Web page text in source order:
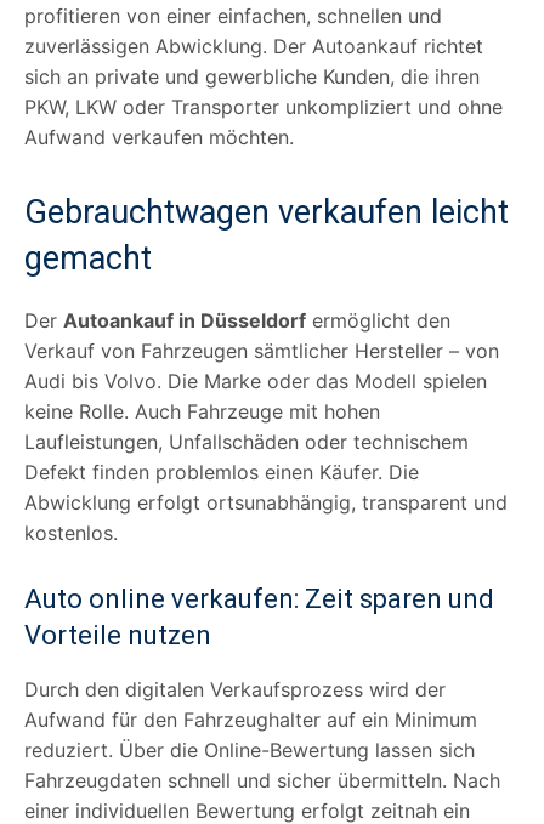
profitieren von einer einfachen, schnellen und
zuverlässigen Abwicklung. Der Autoankauf richtet
sich an private und gewerbliche Kunden, die ihren
PKW, LKW oder Transporter unkompliziert und ohne
Aufwand verkaufen möchten.
Gebrauchtwagen verkaufen leicht
gemacht
Der Autoankauf in Düsseldorf ermöglicht den
Verkauf von Fahrzeugen sämtlicher Hersteller – von
Audi bis Volvo. Die Marke oder das Modell spielen
keine Rolle. Auch Fahrzeuge mit hohen
Laufleistungen, Unfallschäden oder technischem
Defekt finden problemlos einen Käufer. Die
Abwicklung erfolgt ortsunabhängig, transparent und
kostenlos.
Auto online verkaufen: Zeit sparen und
Vorteile nutzen
Durch den digitalen Verkaufsprozess wird der
Aufwand für den Fahrzeughalter auf ein Minimum
reduziert. Über die Online-Bewertung lassen sich
Fahrzeugdaten schnell und sicher übermitteln. Nach
einer individuellen Bewertung erfolgt zeitnah ein